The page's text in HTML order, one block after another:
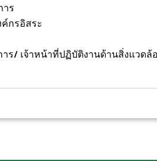
าร
กรอิสระ
าร/ เจ้าหน้าที่ปฏิบัติงานด้านสิ่งแวดล้